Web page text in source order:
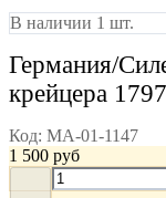
В наличии 1 шт.
Германия/
крейцера
Код: MA-01-1147
1 500 руб